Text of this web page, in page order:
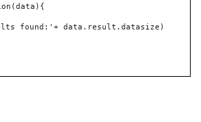
found:'+ data.result.datasize)